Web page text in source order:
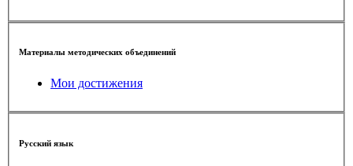
Материалы методических объединений
Мои достижения
Русский язык